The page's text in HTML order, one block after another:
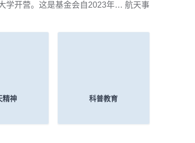
学开营。这是基金会自2023年以 航天事业作出突出
精神 科普教育